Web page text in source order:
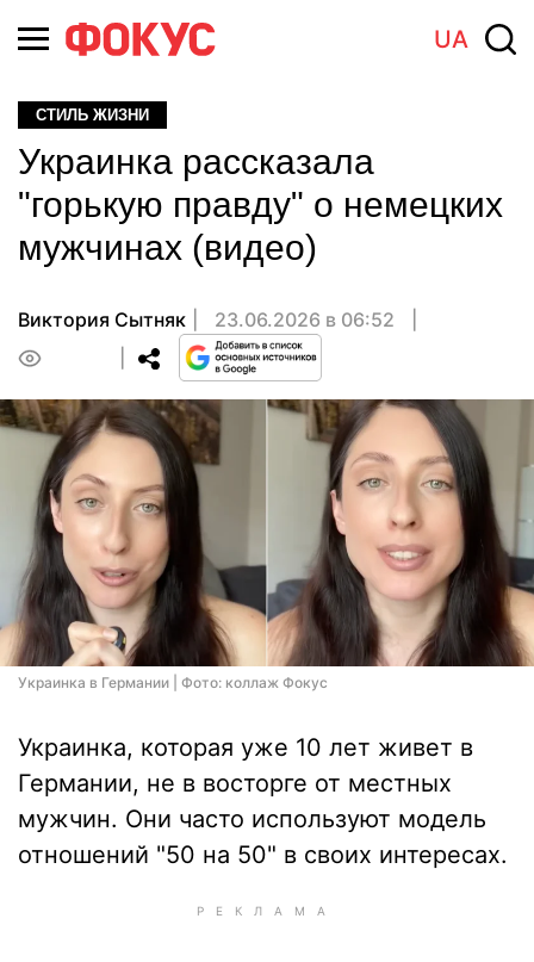
UA
СТИЛЬ ЖИЗНИ
Украинка рассказала
"горькую правду" о немецких
мужчинах (видео)
Виктория Сытняк
23.06.2026 в 06:52
Украинка в Германии | Фото: коллаж Фокус
Украинка, которая уже 10 лет живет в
Германии, не в восторге от местных
мужчин. Они часто используют модель
отношений "50 на 50" в своих интересах.